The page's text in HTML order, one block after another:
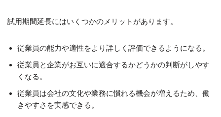
試用期間延長にはいくつかのメリットがあります。
従業員の能力や適性をより詳しく評価できるようになる。
従業員と企業がお互いに適合するかどうかの判断がしやす
くなる。
従業員は会社の文化や業務に慣れる機会が増えるため、働
きやすさを実感できる。